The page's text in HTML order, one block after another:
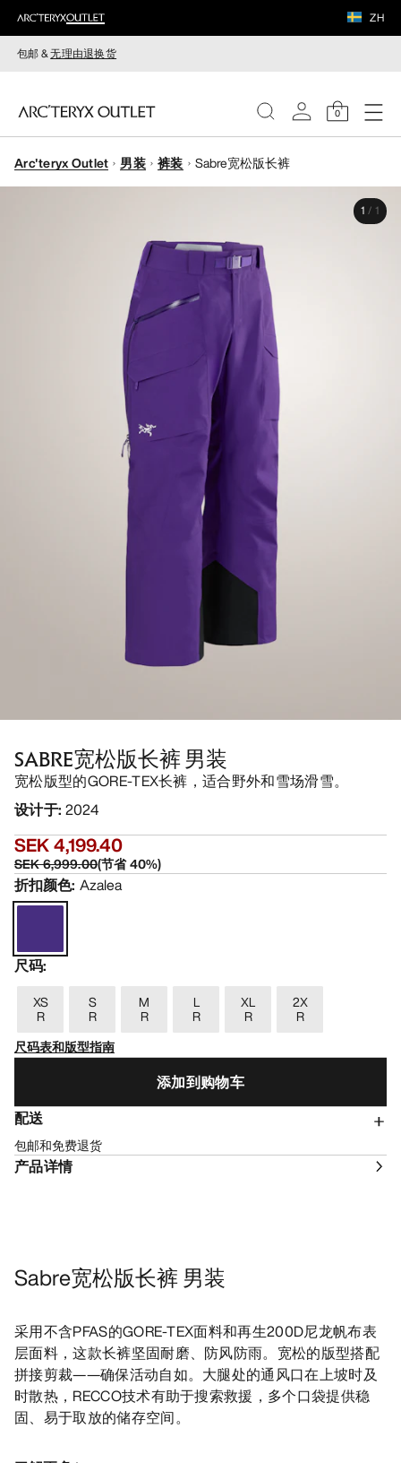
ZH
包邮 &无理由退换货
0
女装
Arc'teryx Outlet 男装 裤装 Sabre宽松版长裤
1 / 1
SABRE宽松版长裤 男装
宽松版型的GORE-TEX长裤，适合野外和雪场滑雪。
设计于: 2024
SEK 4,199.40
SEK 6,999.00(节省40%)
折扣颜色: Azalea
尺码:
XS
R
S
R
M
R
L
R
XL
R
2X
R
尺码表和版型指南
添加到购物车
配送
包邮和免费退货
产品详情
Sabre宽松版长裤 男装
采用不含PFAS的GORE-TEX面料和再生200D尼龙帆布表
层面料，这款长裤坚固耐磨、防风防雨。宽松的版型搭配
拼接剪裁——确保活动自如。大腿处的通风口在上坡时及
时散热，RECCO技术有助于搜索救援，多个口袋提供稳
固、易于取放的储存空间。